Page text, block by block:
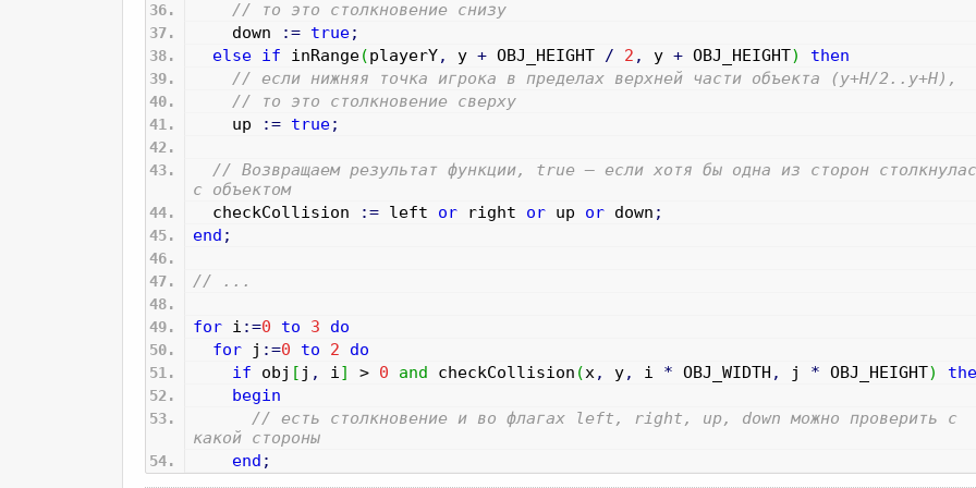
// то это столкновение снизу
down
:= true;
else if inRange(playerY, y + OBJ_HEIGHT / 2 , y + OBJ_HEIGHT)
then
// если нижняя точка игрока в пределах верхней части объекта (y+H/2..y+H),
// то это столкновение сверху
up
:= true;
// Возвращаем результат функции, true — если хотя бы одна из сторон
с объектом
checkCollision
:= left or right or up or down ;
end ;
// ...
for i :=0 to 3
do
for j :=0 to 2
do
if obj [ j , i] > 0 and checkCollision (x, y, i * OBJ_WIDTH , j * OBJ_HEIGHT)
begin
// есть столкновение и во флагах left, right, up, down можно проверить с
какой стороны
end ;